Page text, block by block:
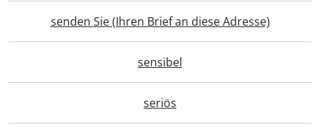
senden Sie (Ihren Brief an diese Adresse)
sensibel
seriös